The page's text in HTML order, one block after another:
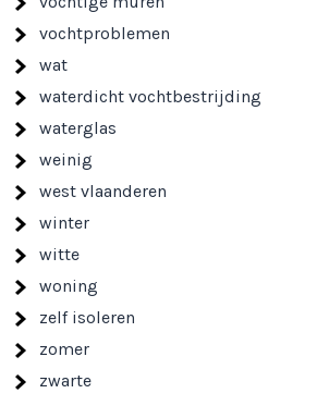
vochtproblemen
wat
waterdicht vochtbestrijding
waterglas
weinig
west vlaanderen
winter
witte
woning
zelf isoleren
zomer
zwarte